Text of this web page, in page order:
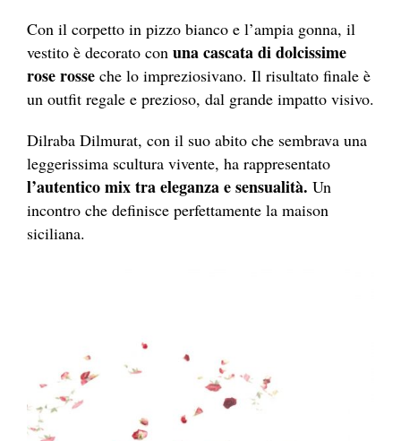
Con il corpetto in pizzo bianco e l’ampia gonna, il
vestito è decorato con una cascata di dolcissime
rose rosse che lo impreziosivano. Il risultato finale è
un outfit regale e prezioso, dal grande impatto visivo.
Dilraba Dilmurat, con il suo abito che sembrava una
leggerissima scultura vivente, ha rappresentato
l’autentico mix tra eleganza e sensualità. Un
incontro che definisce perfettamente la maison
siciliana.